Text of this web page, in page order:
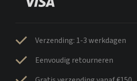
Verzending: 1-3 werkdagen
Eenvoudig retourneren